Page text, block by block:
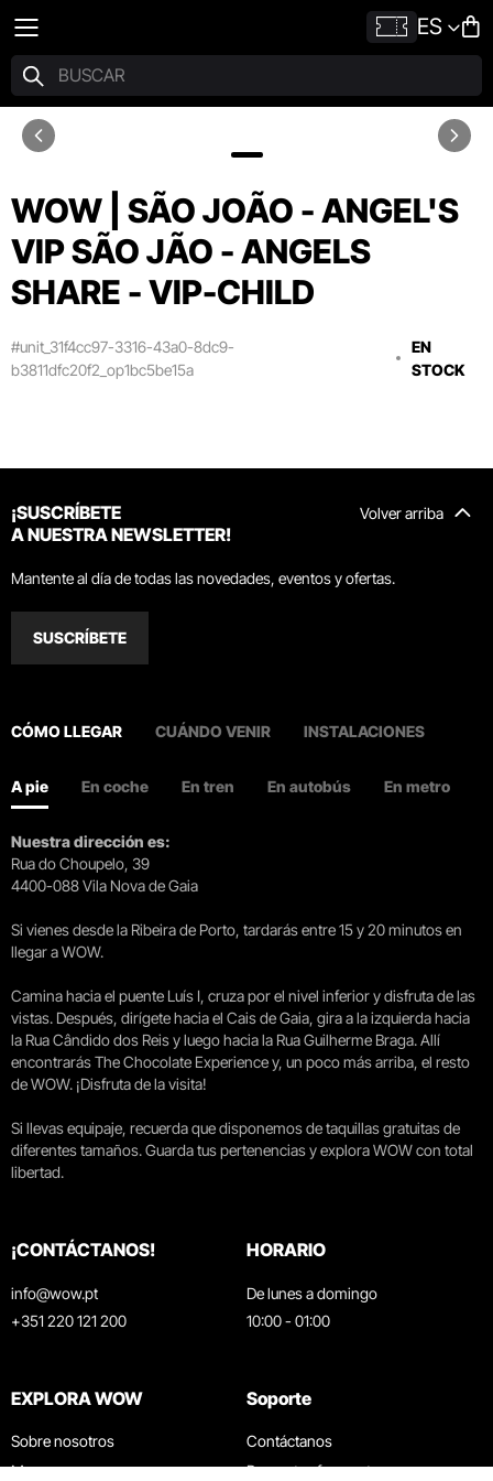
ES
WOW | SÃO JOÃO - ANGEL'S
VIP SÃO JÃO - ANGELS
SHARE - VIP-CHILD
#unit_31f4cc97-3316-43a0-8dc9-
b3811dfc20f2_op1bc5be15a
EN
STOCK
Volver arriba
¡SUSCRÍBETE
A NUESTRA NEWSLETTER!
Mantente al día de todas las novedades, eventos y ofertas.
SUSCRÍBETE
CÓMO LLEGAR CUÁNDO VENIR INSTALACIONES
A pie En coche En tren En autobús En metro
Nuestra dirección es:
Rua do Choupelo, 39
4400-088 Vila Nova de Gaia
Si vienes desde la Ribeira de Porto, tardarás entre 15 y 20 minutos en
llegar a WOW.
Camina hacia el puente Luís I, cruza por el nivel inferior y disfruta de las
vistas. Después, dirígete hacia el Cais de Gaia, gira a la izquierda hacia
la Rua Cândido dos Reis y luego hacia la Rua Guilherme Braga. Allí
encontrarás The Chocolate Experience y, un poco más arriba, el resto
de WOW. ¡Disfruta de la visita!
Si llevas equipaje, recuerda que disponemos de taquillas gratuitas de
diferentes tamaños. Guarda tus pertenencias y explora WOW con total
libertad.
¡CONTÁCTANOS!
info@wow.pt
+351 220 121 200
HORARIO
De lunes a domingo
10:00 - 01:00
EXPLORA WOW
Sobre nosotros
Museos
Soporte
Contáctanos
Preguntas frecuentes